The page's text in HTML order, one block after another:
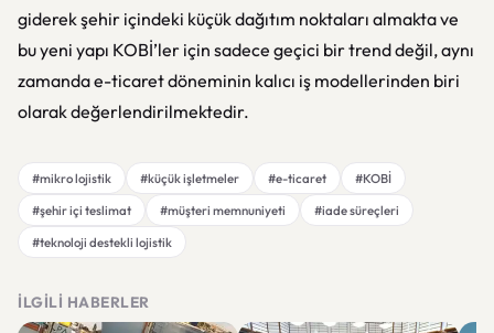
giderek şehir içindeki küçük dağıtım noktaları almakta ve
bu yeni yapı KOBİ’ler için sadece geçici bir trend değil, aynı
zamanda e-ticaret döneminin kalıcı iş modellerinden biri
olarak değerlendirilmektedir.
#mikro lojistik #küçük işletmeler #e-ticaret
#KOBİ
#şehir içi teslimat
#müşteri memnuniyeti
#iade süreçleri
#teknoloji destekli lojistik
İLGILI HABERLER